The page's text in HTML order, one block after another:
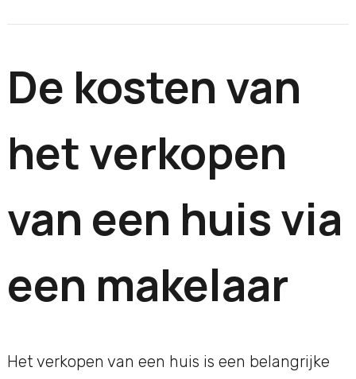
De kosten van
het verkopen
van een huis via
een makelaar
Het verkopen van een huis is een belangrijke